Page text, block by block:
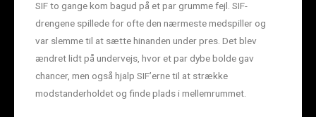
SIF to gange kom bagud på et par grumme fejl. SIF-
drengene spillede for ofte den nærmeste medspiller og
var slemme til at sætte hinanden under pres. Det blev
ændret lidt på undervejs, hvor et par dybe bolde gav
chancer, men også hjalp SIF’erne til at strække
modstanderholdet og finde plads i mellemrummet.